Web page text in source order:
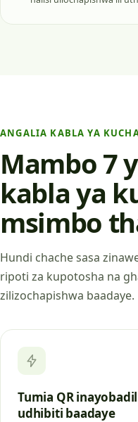
ANGALIA KABLA YA
Mambo 7
kabla ya
msimbo
Hundi chache sasa
ripoti za kupotosha na
zilizochapishwa baadaye.
Tumia QR
udhibiti baadaye